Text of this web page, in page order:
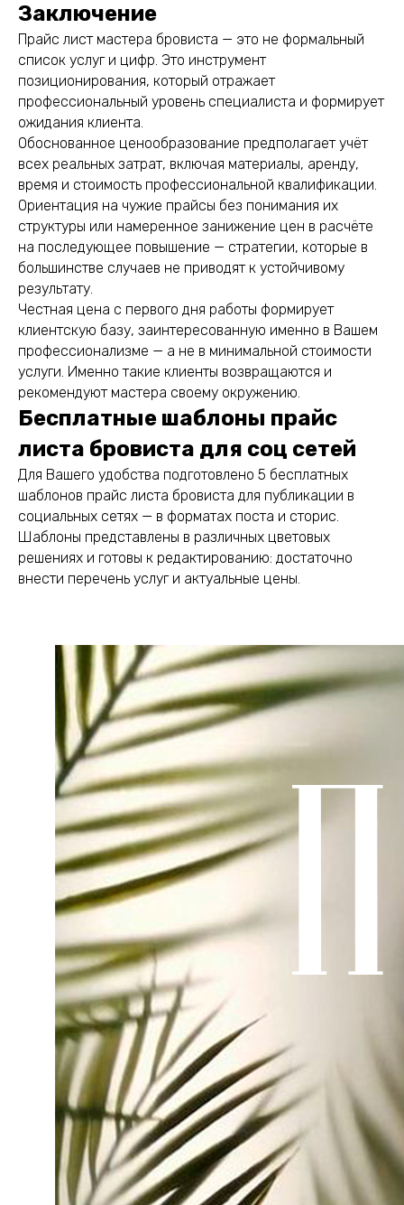
Заключение
Прайс лист мастера бровиста — это не формальный
список услуг и цифр. Это инструмент
позиционирования, который отражает
профессиональный уровень специалиста и формирует
ожидания клиента.
Обоснованное ценообразование предполагает учёт
всех реальных затрат, включая материалы, аренду,
время и стоимость профессиональной квалификации.
Ориентация на чужие прайсы без понимания их
структуры или намеренное занижение цен в расчёте
на последующее повышение — стратегии, которые в
большинстве случаев не приводят к устойчивому
результату.
Честная цена с первого дня работы формирует
клиентскую базу, заинтересованную именно в Вашем
профессионализме — а не в минимальной стоимости
услуги. Именно такие клиенты возвращаются и
рекомендуют мастера своему окружению.
Бесплатные шаблоны прайс
листа бровиста для соц сетей
Для Вашего удобства подготовлено 5 бесплатных
шаблонов прайс листа бровиста для публикации в
социальных сетях — в форматах поста и сторис.
Шаблоны представлены в различных цветовых
решениях и готовы к редактированию: достаточно
внести перечень услуг и актуальные цены.